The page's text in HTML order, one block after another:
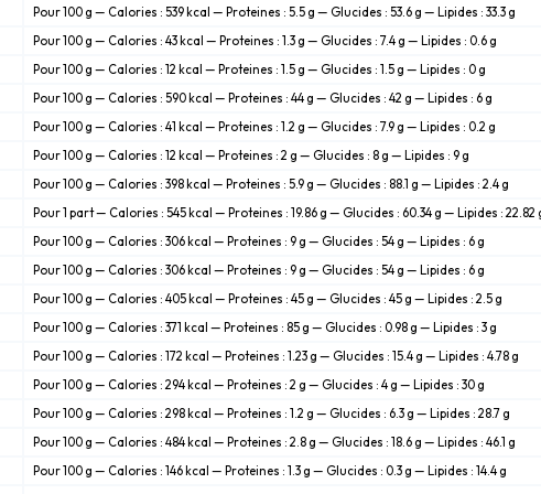
Pour 100 g — Calories : 539 kcal — Proteines : 5.5 g — Glucides : 53.6 g — Lipides : 33.3 g
Pour 100 g — Calories : 43 kcal — Proteines : 1.3 g — Glucides : 7.4 g — Lipides : 0.6 g
Pour 100 g — Calories : 12 kcal — Proteines : 1.5 g — Glucides : 1.5 g — Lipides : 0 g
Pour 100 g — Calories : 590 kcal — Proteines : 44 g — Glucides : 42 g — Lipides : 6 g
Pour 100 g — Calories : 41 kcal — Proteines : 1.2 g — Glucides : 7.9 g — Lipides : 0.2 g
Pour 100 g — Calories : 12 kcal — Proteines : 2 g — Glucides : 8 g — Lipides : 9 g
Pour 100 g — Calories : 398 kcal — Proteines : 5.9 g — Glucides : 88.1 g — Lipides : 2.4 g
Pour 1 part — Calories : 545 kcal — Proteines : 19.86 g — Glucides : 60.34 g — Lipides : 22.82
Pour 100 g — Calories : 306 kcal — Proteines : 9 g — Glucides : 54 g — Lipides : 6 g
Pour 100 g — Calories : 306 kcal — Proteines : 9 g — Glucides : 54 g — Lipides : 6 g
Pour 100 g — Calories : 405 kcal — Proteines : 45 g — Glucides : 45 g — Lipides : 2.5 g
Pour 100 g — Calories : 371 kcal — Proteines : 85 g — Glucides : 0.98 g — Lipides : 3 g
Pour 100 g — Calories : 172 kcal — Proteines : 1.23 g — Glucides : 15.4 g — Lipides : 4.78 g
Pour 100 g — Calories : 294 kcal — Proteines : 2 g — Glucides : 4 g — Lipides : 30 g
Pour 100 g — Calories : 298 kcal — Proteines : 1.2 g — Glucides : 6.3 g — Lipides : 28.7 g
Pour 100 g — Calories : 484 kcal — Proteines : 2.8 g — Glucides : 18.6 g — Lipides : 46.1 g
Pour 100 g — Calories : 146 kcal — Proteines : 1.3 g — Glucides : 0.3 g — Lipides : 14.4 g